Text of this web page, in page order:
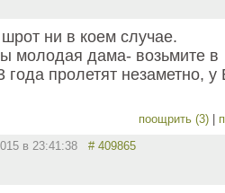
ни в коем случае.
молодая дама- возьмите в
года пролетят незаметно, у
поощрить (3)
в 23:41:38 # 409865